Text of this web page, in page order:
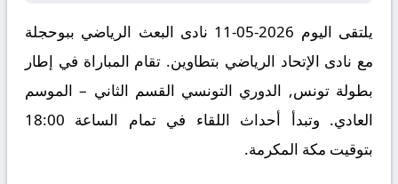
يلتقى اليوم 2026-05-11 نادى البعث الرياضي ببوحجلة
مع نادى الإتحاد الرياضي بتطاوين. تقام المباراة في إطار
بطولة تونس, الدوري التونسي القسم الثاني – الموسم
العادي. وتبدأ أحداث اللقاء في تمام الساعة 18:00
بتوقيت مكة المكرمة.